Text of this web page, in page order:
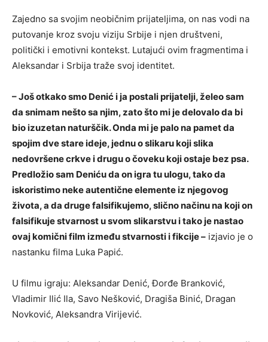
Zajedno sa svojim neobičnim prijateljima, on nas vodi na
putovanje kroz svoju viziju Srbije i njen društveni,
politički i emotivni kontekst. Lutajući ovim fragmentima i
Aleksandar i Srbija traže svoj identitet.
– Još otkako smo Denić i ja postali prijatelji, želeo sam
da snimam nešto sa njim, zato što mi je delovalo da bi
bio izuzetan naturščik. Onda mi je palo na pamet da
spojim dve stare ideje, jednu o slikaru koji slika
nedovršene crkve i drugu o čoveku koji ostaje bez psa.
Predložio sam Deniću da on igra tu ulogu, tako da
iskoristimo neke autentične elemente iz njegovog
života, a da druge falsifikujemo, slično načinu na koji on
falsifikuje stvarnost u svom slikarstvu i tako je nastao
ovaj komični film između stvarnosti i fikcije – izjavio je o
nastanku filma Luka Papić.
U filmu igraju: Aleksandar Denić, Đorđe Branković,
Vladimir Ilić Ila, Savo Nešković, Dragiša Binić, Dragan
Novković, Aleksandra Virijević.